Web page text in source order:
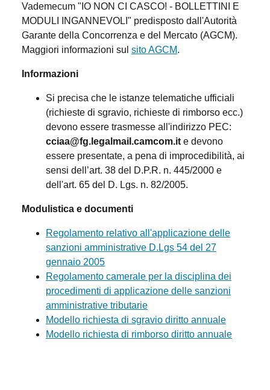
Vademecum "IO NON CI CASCO! - BOLLETTINI E
MODULI INGANNEVOLI" predisposto dall'Autorità
Garante della Concorrenza e del Mercato (AGCM).
Maggiori informazioni sul sito AGCM.
Informazioni
Si precisa che le istanze telematiche ufficiali
(richieste di sgravio, richieste di rimborso ecc.)
devono essere trasmesse all'indirizzo PEC:
cciaa@fg.legalmail.camcom.it e devono
essere presentate, a pena di improcedibilità, ai
sensi dell’art. 38 del D.P.R. n. 445/2000 e
dell'art. 65 del D. Lgs. n. 82/2005.
Modulistica e documenti
Regolamento relativo all'applicazione delle
sanzioni amministrative D.Lgs 54 del 27
gennaio 2005
Regolamento camerale per la disciplina dei
procedimenti di applicazione delle sanzioni
amministrative tributarie
Modello richiesta di sgravio diritto annuale
Modello richiesta di rimborso diritto annuale